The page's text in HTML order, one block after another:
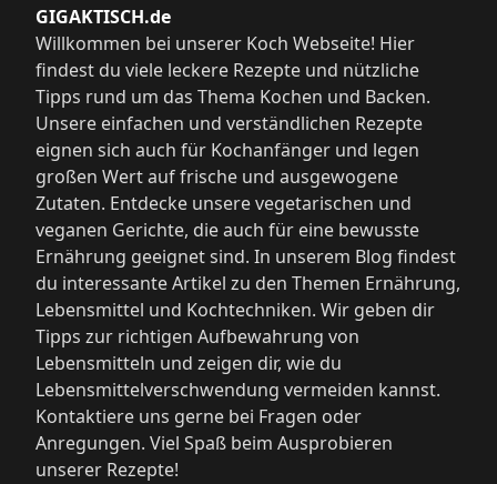
GIGAKTISCH.de
Willkommen bei unserer Koch Webseite! Hier
findest du viele leckere Rezepte und nützliche
Tipps rund um das Thema Kochen und Backen.
Unsere einfachen und verständlichen Rezepte
eignen sich auch für Kochanfänger und legen
großen Wert auf frische und ausgewogene
Zutaten. Entdecke unsere vegetarischen und
veganen Gerichte, die auch für eine bewusste
Ernährung geeignet sind. In unserem Blog findest
du interessante Artikel zu den Themen Ernährung,
Lebensmittel und Kochtechniken. Wir geben dir
Tipps zur richtigen Aufbewahrung von
Lebensmitteln und zeigen dir, wie du
Lebensmittelverschwendung vermeiden kannst.
Kontaktiere uns gerne bei Fragen oder
Anregungen. Viel Spaß beim Ausprobieren
unserer Rezepte!